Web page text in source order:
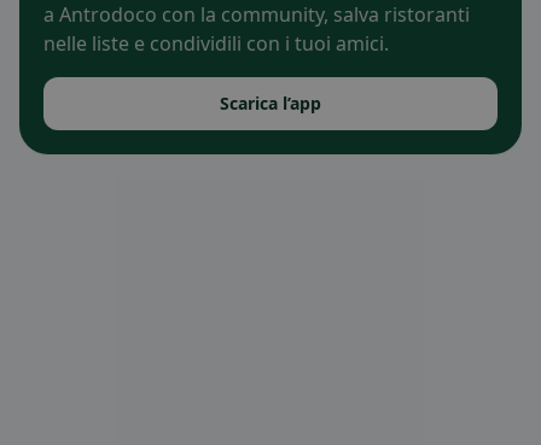
a Antrodoco con la community, salva ristoranti
nelle liste e condividili con i tuoi amici.
Scarica l’app